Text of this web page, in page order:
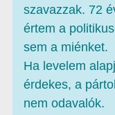
szavazzak. 72
értem a
sem a miénket.
Ha levelem
érdekes, a
nem odavalók.